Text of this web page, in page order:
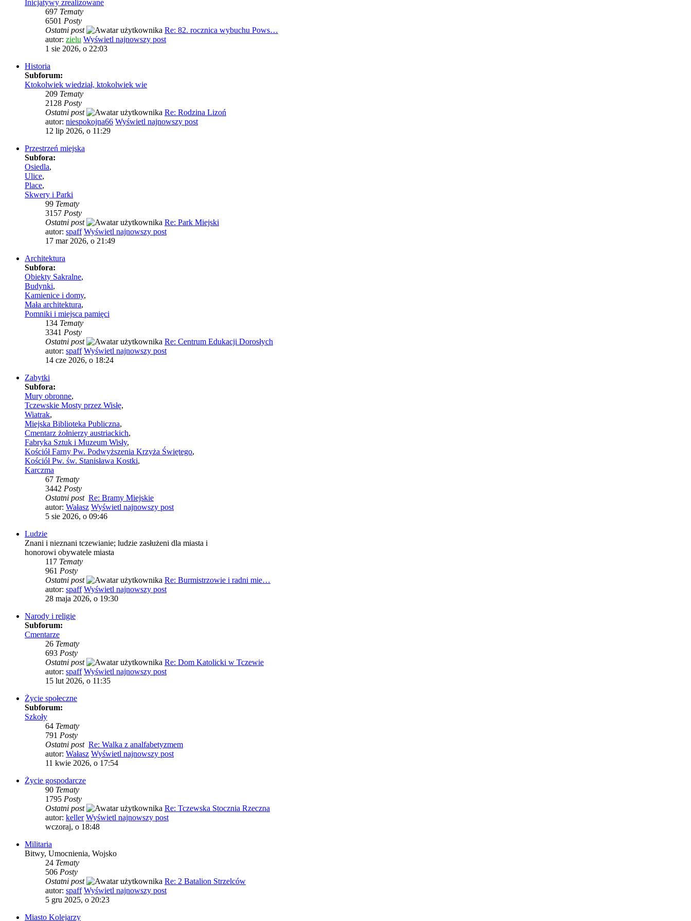
Inicjatywy zrealizowane
697 Tematy
6501 Posty
Ostatni post
Re: 82. rocznica wybuchu Pows…
autor: zielu Wyświetl najnowszy post
1 sie 2026, o 22:03
Historia
Subforum:
Ktokolwiek wiedział, ktokolwiek wie
209 Tematy
2128 Posty
Ostatni post
Re: Rodzina Lizoń
autor: niespokojna66 Wyświetl najnowszy post
12 lip 2026, o 11:29
Przestrzeń miejska
Subfora:
Osiedla,
Ulice,
Place,
Skwery i Parki
99 Tematy
3157 Posty
Ostatni post
Re: Park Miejski
autor: spaff Wyświetl najnowszy post
17 mar 2026, o 21:49
Architektura
Subfora:
Obiekty Sakralne,
Budynki,
Kamienice i domy,
Mała architektura,
Pomniki i miejsca pamięci
134 Tematy
3341 Posty
Ostatni post
Re: Centrum Edukacji Dorosłych
autor: spaff Wyświetl najnowszy post
14 cze 2026, o 18:24
Zabytki
Subfora:
Mury obronne,
Tczewskie Mosty przez Wisłę,
Wiatrak,
Miejska Biblioteka Publiczna,
Cmentarz żołnierzy austriackich,
Fabryka Sztuk i Muzeum Wisły,
Kościół Farny Pw. Podwyższenia Krzyża Świętego,
Kościół Pw. św. Stanisława Kostki,
Karczma
67 Tematy
3442 Posty
Ostatni post Re: Bramy Miejskie
autor: Wałasz Wyświetl najnowszy post
5 sie 2026, o 09:46
Ludzie
Znani i nieznani tczewianie; ludzie zasłużeni dla miasta i
honorowi obywatele miasta
117 Tematy
961 Posty
Ostatni post
Re: Burmistrzowie i radni mie…
autor: spaff Wyświetl najnowszy post
28 maja 2026, o 19:30
Narody i religie
Subforum:
Cmentarze
26 Tematy
693 Posty
Ostatni post
Re: Dom Katolicki w Tczewie
autor: spaff Wyświetl najnowszy post
15 lut 2026, o 11:35
Życie społeczne
Subforum:
Szkoły
64 Tematy
791 Posty
Ostatni post Re: Walka z analfabetyzmem
autor: Wałasz Wyświetl najnowszy post
11 kwie 2026, o 17:54
Życie gospodarcze
90 Tematy
1795 Posty
Ostatni post
Re: Tczewska Stocznia Rzeczna
autor: keller Wyświetl najnowszy post
wczoraj, o 18:48
Militaria
Bitwy, Umocnienia, Wojsko
24 Tematy
506 Posty
Ostatni post
Re: 2 Batalion Strzelców
autor: spaff Wyświetl najnowszy post
5 gru 2025, o 20:23
Miasto Kolejarzy